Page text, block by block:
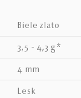
biele zlato
3,5 - 4,3 g*
4 mm
lesk